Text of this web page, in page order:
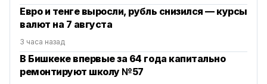
Евро и тенге выросли, рубль снизился — курсы
валют на 7 августа
3 часа назад
В Бишкеке впервые за 64 года капитально
ремонтируют школу №57